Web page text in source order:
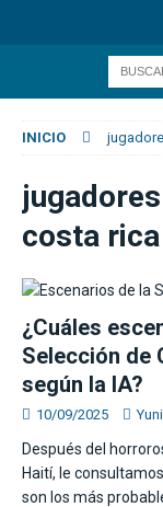
INICIO
costa rica
¿Cuáles
Selección de
según la IA?
10/09/2025
Después del
Haití, le
son los más